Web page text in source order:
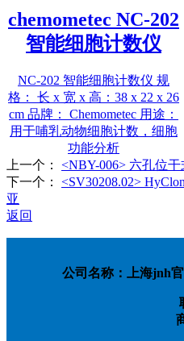
chemometec NC-202
智能细胞计数仪
NC-202 智能细胞计数仪 规
格： 长 x 宽 x 高：38 x 22 x 26
cm 品牌： Chemometec 用途：
用于哺乳动物细胞计数，细胞
功能分析
上一个： <NBY-006> 六孔位
下一个： <SV30208.02>
亚
返回
公司名称：上海jnh